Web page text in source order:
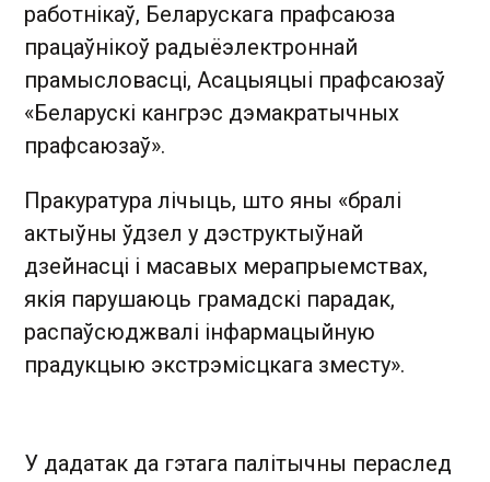
работнікаў, ️Беларускага прафсаюза
працаўнікоў радыёэлектроннай
прамысловасці, ️Асацыяцыі прафсаюзаў
«Беларускі кангрэс дэмакратычных
прафсаюзаў».
Пракуратура лічыць, што яны «бралі
актыўны ўдзел у дэструктыўнай
дзейнасці і масавых мерапрыемствах,
якія парушаюць грамадскі парадак,
распаўсюджвалі інфармацыйную
прадукцыю экстрэмісцкага зместу».
У дадатак да гэтага палітычны пераслед